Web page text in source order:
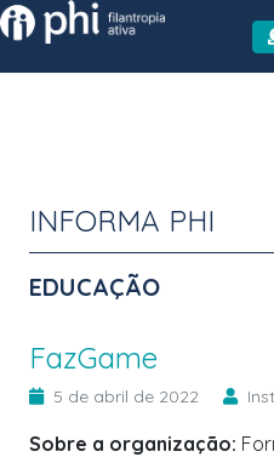
Instituto PHI
INFORMA PHI
EDUCAÇÃO
FazGame
5 de abril de 2022
Sobre a organização: